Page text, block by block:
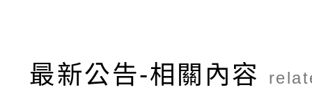
最新公告-相關內容